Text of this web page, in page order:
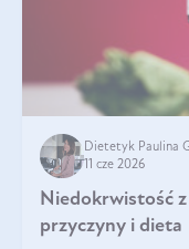
Dietetyk Paulina
11 cze 2026
Niedokrwistość
przyczyny i dieta